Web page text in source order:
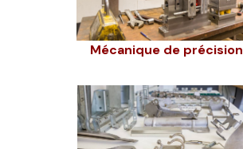
Mécanique de précision